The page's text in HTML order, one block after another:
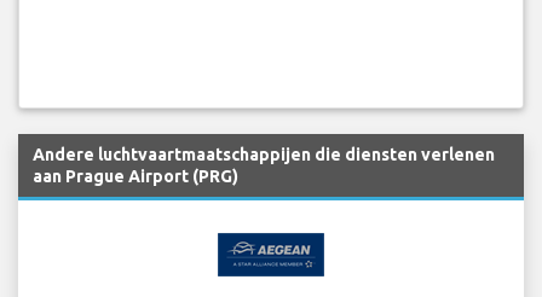
Andere luchtvaartmaatschappijen die diensten verlenen
aan Prague Airport (PRG)